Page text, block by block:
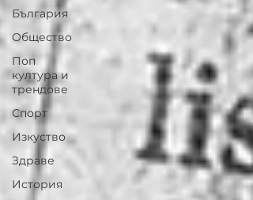
България
Общество
Поп
култура и
трендове
Спорт
Изкуство
Здраве
История